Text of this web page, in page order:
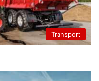
Transport